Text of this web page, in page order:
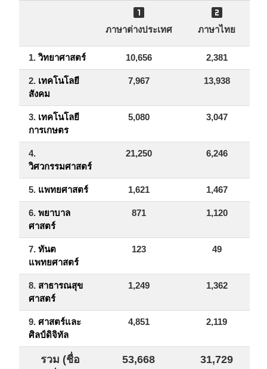

ภาษาต่างประเทศ

ภาษาไทย
1.วิทยาศาสตร์ 10,656 2,381
2. เทคโนโลยี
สังคม
7,967 13,938
3. เทคโนโลยี
การเกษตร
5,080 3,047
4.
วิศวกรรมศาสตร์
21,250 6,246
5. แพทยศาสตร์ 1,621 1,467
6. พยาบาล
ศาสตร์
871 1,120
7. ทันต
แพทยศาสตร์
123 49
8. สาธารณสุข
ศาสตร์
1,249 1,362
9. ศาสตร์และ
ศิลป์ดิจิทัล
4,851 2,119
รวม (ชื่อ
53,668 31,729